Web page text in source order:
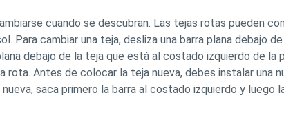
cuando se descubran. Las tejas rotas pueden
Para cambiar una teja, desliza una barra plana debajo
debajo de la teja que está al costado izquierdo de la
rota. Antes de colocar la teja nueva, debes instalar una
saca primero la barra al costado izquierdo y luego